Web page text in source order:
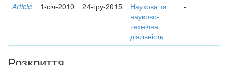
Article 1-січ-2010 24-гру-2015
Наукова та
науково-
технічна
діяльність
-